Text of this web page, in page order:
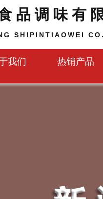
品调味有
SHIPINTIAOWEI
我们 热销产品